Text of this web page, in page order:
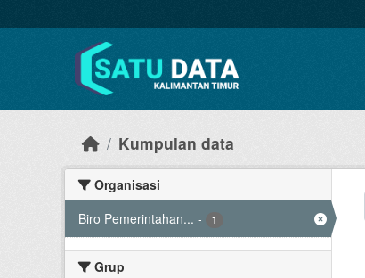
Kumpulan data
Organisasi
Biro Pemerintahan... - 1
Grup